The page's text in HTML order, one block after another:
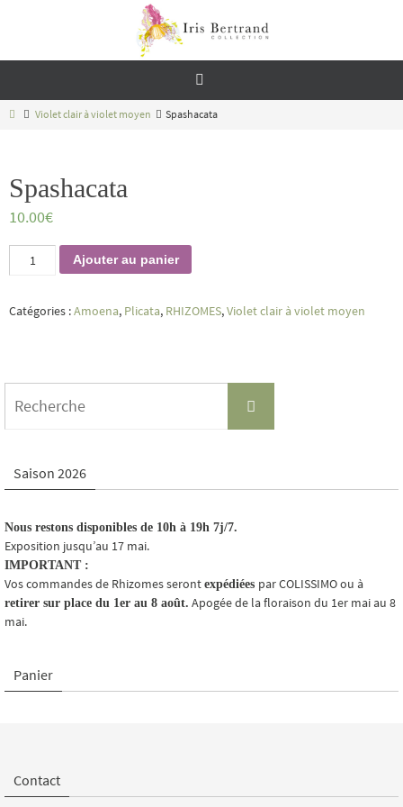
contenu
HomeViolet clair à violet moyen Spashacata
Spashacata
10.00€
quantité
de
Ajouter au panier
Catégories :Amoena, Plicata, RHIZOMES,Violet clair à violet moyen
Recherche
Saison 2026
Nous restons disponibles de 10h à 19h 7j/7.
Exposition jusqu’au 17 mai.
IMPORTANT :
Vos commandes de Rhizomes seront expédiées par COLISSIMO ou à
retirer sur place du 1er au 8 août. Apogée de la floraison du 1er mai au 8
mai.
Panier
Contact